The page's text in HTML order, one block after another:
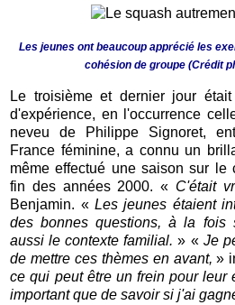
Les jeunes ont beaucoup apprécié les
cohésion de groupe (Crédit
Le troisième et dernier jour
d'expérience, en l'occurrence
neveu de Philippe Signoret,
France féminine, a connu un
même effectué une saison sur le
fin des années 2000. « C'était
Benjamin. « Les jeunes étaient
des bonnes questions, à la fois
aussi le contexte familial.» « Je
de mettre ces thèmes en avant,»
ce qui peut être un frein pour leur
important que de savoir si j'ai